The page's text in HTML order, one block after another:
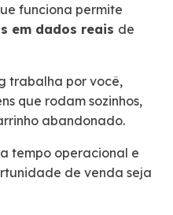
funciona permite
em dados reais de
trabalha por você,
que rodam sozinhos,
abandonado.
tempo operacional e
de venda seja